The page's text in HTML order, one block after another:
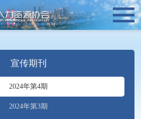
宣传期刊
2024年第4期
2024年第3期